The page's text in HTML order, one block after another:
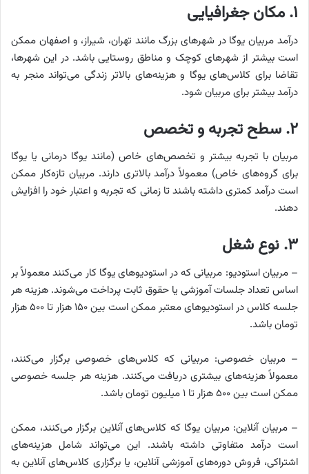
۱. مکان جغرافیایی
درآمد مربیان یوگا در شهرهای بزرگ مانند تهران، شیراز، و اصفهان ممکن
است بیشتر از شهرهای کوچک و مناطق روستایی باشد. در این شهرها،
تقاضا برای کلاس‌های یوگا و هزینه‌های بالاتر زندگی می‌تواند منجر به
درآمد بیشتر برای مربیان شود.
۲. سطح تجربه و تخصص
مربیان با تجربه بیشتر و تخصص‌های خاص (مانند یوگا درمانی یا یوگا
برای گروه‌های خاص) معمولاً درآمد بالاتری دارند. مربیان تازه‌کار ممکن
است درآمد کمتری داشته باشند تا زمانی که تجربه و اعتبار خود را افزایش
دهند.
۳. نوع شغل
– مربیان استودیو: مربیانی که در استودیوهای یوگا کار می‌کنند معمولاً بر
اساس تعداد جلسات آموزشی یا حقوق ثابت پرداخت می‌شوند. هزینه هر
جلسه کلاس در استودیوهای معتبر ممکن است بین ۱۵۰ هزار تا ۵۰۰ هزار
تومان باشد.
– مربیان خصوصی: مربیانی که کلاس‌های خصوصی برگزار می‌کنند،
معمولاً هزینه‌های بیشتری دریافت می‌کنند. هزینه هر جلسه خصوصی
ممکن است بین ۵۰۰ هزار تا ۱ میلیون تومان باشد.
– مربیان آنلاین: مربیان یوگا که کلاس‌های آنلاین برگزار می‌کنند، ممکن
است درآمد متفاوتی داشته باشند. این می‌تواند شامل هزینه‌های
اشتراکی، فروش دوره‌های آموزشی آنلاین، یا برگزاری کلاس‌های آنلاین به